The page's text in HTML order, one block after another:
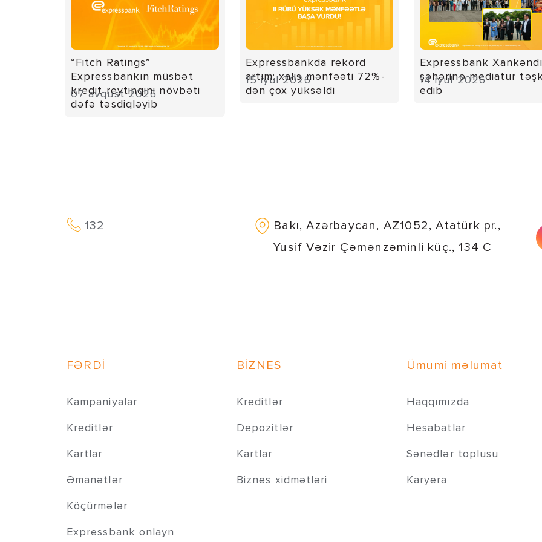
“Fitch Ratings”
Expressbankın müsbət
kredit reytinqini növbəti
dəfə təsdiqləyib
07 avqust 2026
Expressbankda rekord
artım: xalis mənfəəti 72%-
dən çox yüksəldi
15 iyul 2026
Expressbank Xankəndi
şəhərinə mediatur
edib
14 iyul 2026
132
Bakı, Azərbaycan, AZ1052, Atatürk pr.,
Yusif Vəzir Çəmənzəminli küç., 134 C
FƏRDİ
Kampaniyalar
Kreditlər
Kartlar
Əmanətlər
Köçürmələr
Expressbank onlayn
BİZNES
Kreditlər
Depozitlər
Kartlar
Biznes xidmətləri
Ümumi məlumat
Haqqımızda
Hesabatlar
Sənədlər toplusu
Karyera